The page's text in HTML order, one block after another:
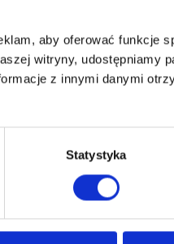
aby oferować funkcje
witryny, udostępniamy
z innymi danymi
Statystyka